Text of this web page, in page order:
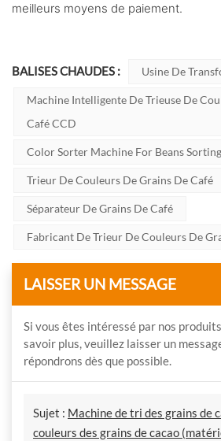
meilleurs moyens de paiement.
BALISES CHAUDES : Usine De
Machine Intelligente De Trieuse De
Café CCD
Color Sorter Machine For Beans Sorting
Trieur De Couleurs De Grains De Café
Séparateur De Grains De Café
Fabricant De Trieur De Couleurs De
LAISSER UN MESSAGE
Si vous êtes intéressé par nos
savoir plus, veuillez laisser un
répondrons dès que possible.
Sujet : Machine de tri des grains de
couleurs des grains de cacao